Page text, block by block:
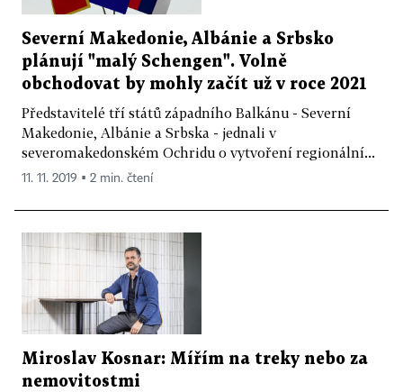
Severní Makedonie, Albánie a Srbsko
plánují "malý Schengen". Volně
obchodovat by mohly začít už v roce 2021
Představitelé tří států západního Balkánu - Severní
Makedonie, Albánie a Srbska - jednali v
severomakedonském Ochridu o vytvoření regionální...
11. 11. 2019 ▪ 2 min. čtení
Miroslav Kosnar: Mířím na treky nebo za
nemovitostmi